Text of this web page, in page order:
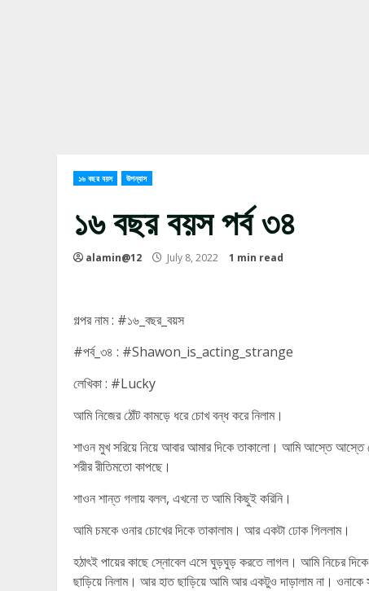
১৬ বছর বয়স উপন্যাস
১৬ বছর বয়স পর্ব ৩৪
alamin@12 July 8, 2022 1 min read
গল্পর নাম : #১৬_বছর_বয়স
#পর্ব_৩৪ : #Shawon_is_acting_strange
লেখিকা : #Lucky
আমি নিজের ঠোঁট কামড়ে ধরে চোখ বন্ধ করে নিলাম।
শাওন মুখ সরিয়ে নিয়ে আবার আমার দিকে তাকালো। আমি আস্তে আস্তে
শরীর রীতিমতো কাপছে।
শাওন শান্ত গলায় বলল, এখনো ত আমি কিছুই করিনি।
আমি চমকে ওনার চোখের দিকে তাকালাম। আর একটা ঢোক গিললাম।
হঠাৎই পায়ের কাছে স্নোবেল এসে ঘুড়ঘুড় করতে লাগল। আমি নিচের
ছাড়িয়ে নিলাম। আর হাত ছাড়িয়ে আমি আর একটুও দাড়ালাম না। ওনাকে